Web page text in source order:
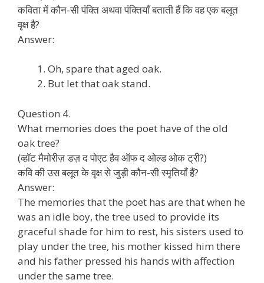
कविता में कौन-सी पंक्ति अथवा पंक्तियाँ बताती हैं कि वह एक बलूत
वृक्ष है?
Answer:
Oh, spare that aged oak.
But let that oak stand.
Question 4.
What memories does the poet have of the old
oak tree?
(व्हॉट मैमोरीज़ डज़ द पोएट हैव ऑफ द ओल्ड ओक ट्री?)
कवि की उस बलूत के वृक्ष से जुड़ी कौन-सी स्मृतियाँ हैं?
Answer:
The memories that the poet has are that when he
was an idle boy, the tree used to provide its
graceful shade for him to rest, his sisters used to
play under the tree, his mother kissed him there
and his father pressed his hands with affection
under the same tree.